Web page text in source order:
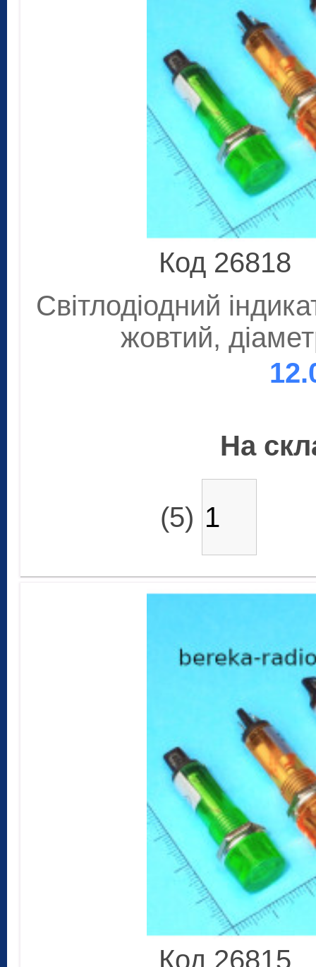
Код 26818
Світлодіодний
жовтий,
На
(5)
Код 26815